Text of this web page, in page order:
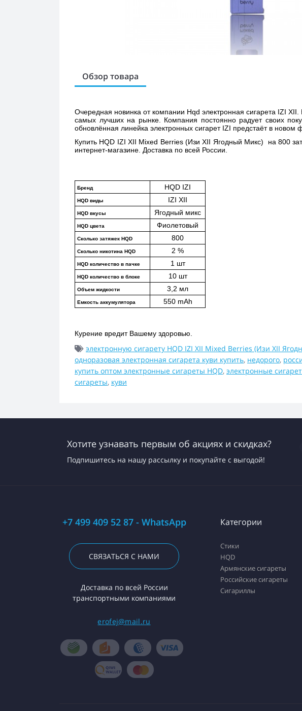
Обзор товара
Очередная новинка от компании Hqd электронная сигарета IZI
самых лучших на рынке. Компания постоянно радует своих
обновлённая линейка электронных сигарет IZI предстаёт в новом
Купить HQD IZI XII Mixed Berries (Изи XII Ягодный Микс) на 800
интернет-магазине. Доставка по всей России.
Бренд HQD IZI
HQD виды IZI XII
HQD вкусы Ягодный микс
HQD цвета Фиолетовый
Сколько затяжек HQD 800
Сколько никотина HQD 2 %
HQD количество в пачке 1 шт
HQD количество в блоке 10 шт
Объем жидкости 3,2 мл
Емкость аккумулятора 550 mAh
Курение вредит Вашему здоровью.
электронную сигарету HQD IZI XII Mixed Berries (Изи XII
одноразовая электронная сигарета куви купить, недорого,
купить оптом электронные сигареты HQD, электронные
сигареты, куви
Хотите узнавать первым об акциях и скидках?
Подпишитесь на нашу рассылку и покупайте с выгодой!
+7 499 409 52 87 - WhatsApp
СВЯЗАТЬСЯ С НАМИ
Доставка по всей России
транспортными компаниями
erofej@mail.ru
Категории
Стики
HQD
Армянские сигареты
Российские сигареты
Сигариллы